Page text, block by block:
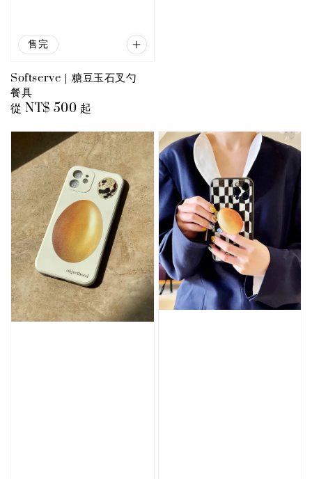
售完
Softserve｜糖豆玉石叉勺
餐具
Regular
從NT$ 500 起